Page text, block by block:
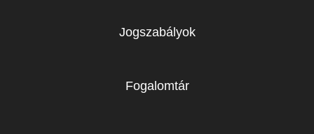
Jogszabályok
Fogalomtár